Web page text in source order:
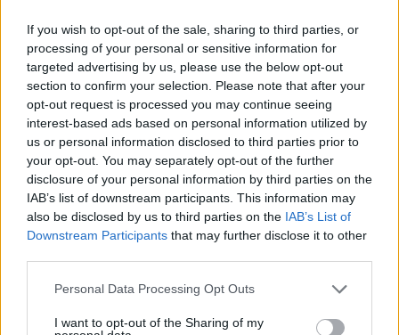
If you wish to opt-out of the sale, sharing to third parties, or
processing of your personal or sensitive information for
targeted advertising by us, please use the below opt-out
section to confirm your selection. Please note that after your
opt-out request is processed you may continue seeing
interest-based ads based on personal information utilized by
us or personal information disclosed to third parties prior to
your opt-out. You may separately opt-out of the further
disclosure of your personal information by third parties on the
IAB’s list of downstream participants. This information may
also be disclosed by us to third parties on the IAB’s List of
Downstream Participants that may further disclose it to other
Please note that this website/app uses one or more Google
not limited to your visit or usage behaviour. You may click to
Personal Data Processing Opt Outs
I want to opt-out of the Sharing of my
Nem maradhatott ki a mesterséges intelligencia sem,
például a zsebünkből előkapott és elfordított telefon
automatikusan készít egy képet. Szintén egyedi és
hasznos újdonság a képernyő oldalára pöccintve
előhívható lebegő mini-menü is, ami intelligensen
változtatott funkciókat (például Wi-Fi, zseblámpa stb.).